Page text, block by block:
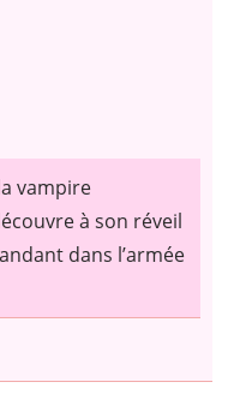
vampire
à son réveil
dans l’armée